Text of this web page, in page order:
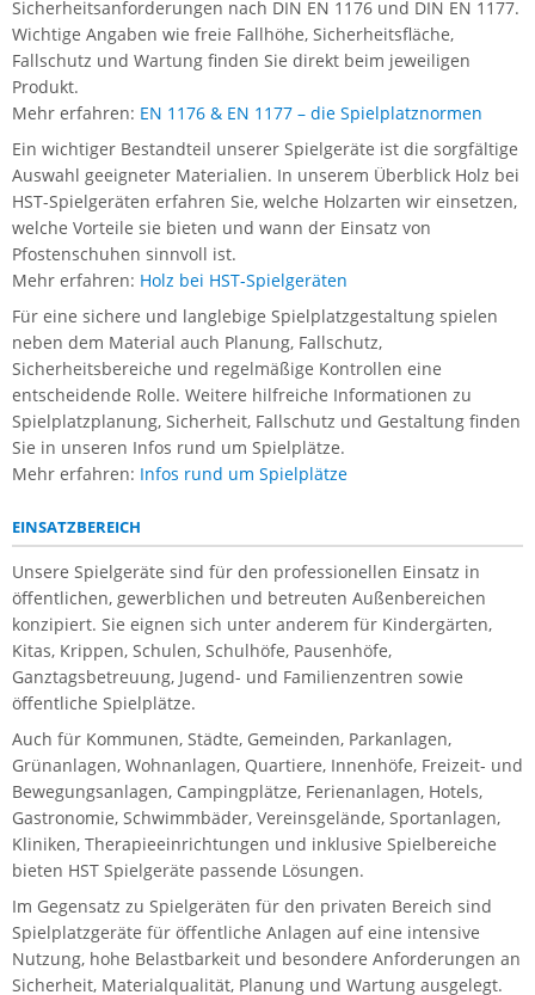
Sicherheitsanforderungen nach DIN EN 1176 und DIN EN 1177.
Wichtige Angaben wie freie Fallhöhe, Sicherheitsfläche,
Fallschutz und Wartung finden Sie direkt beim jeweiligen
Produkt.
Mehr erfahren: EN 1176 & EN 1177 – die Spielplatznormen
Ein wichtiger Bestandteil unserer Spielgeräte ist die sorgfältige
Auswahl geeigneter Materialien. In unserem Überblick Holz bei
HST-Spielgeräten erfahren Sie, welche Holzarten wir einsetzen,
welche Vorteile sie bieten und wann der Einsatz von
Pfostenschuhen sinnvoll ist.
Mehr erfahren: Holz bei HST-Spielgeräten
Für eine sichere und langlebige Spielplatzgestaltung spielen
neben dem Material auch Planung, Fallschutz,
Sicherheitsbereiche und regelmäßige Kontrollen eine
entscheidende Rolle. Weitere hilfreiche Informationen zu
Spielplatzplanung, Sicherheit, Fallschutz und Gestaltung finden
Sie in unseren Infos rund um Spielplätze.
Mehr erfahren: Infos rund um Spielplätze
EINSATZBEREICH
Unsere Spielgeräte sind für den professionellen Einsatz in
öffentlichen, gewerblichen und betreuten Außenbereichen
konzipiert. Sie eignen sich unter anderem für Kindergärten,
Kitas, Krippen, Schulen, Schulhöfe, Pausenhöfe,
Ganztagsbetreuung, Jugend- und Familienzentren sowie
öffentliche Spielplätze.
Auch für Kommunen, Städte, Gemeinden, Parkanlagen,
Grünanlagen, Wohnanlagen, Quartiere, Innenhöfe, Freizeit- und
Bewegungsanlagen, Campingplätze, Ferienanlagen, Hotels,
Gastronomie, Schwimmbäder, Vereinsgelände, Sportanlagen,
Kliniken, Therapieeinrichtungen und inklusive Spielbereiche
bieten HST Spielgeräte passende Lösungen.
Im Gegensatz zu Spielgeräten für den privaten Bereich sind
Spielplatzgeräte für öffentliche Anlagen auf eine intensive
Nutzung, hohe Belastbarkeit und besondere Anforderungen an
Sicherheit, Materialqualität, Planung und Wartung ausgelegt.